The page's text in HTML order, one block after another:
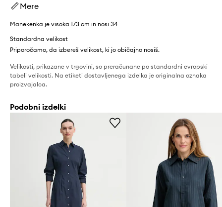
Mere
Manekenka je visoka 173 cm in nosi 34
Standardna velikost
Priporočamo, da izbereš velikost, ki jo običajno nosiš.
Velikosti, prikazane v trgovini, so preračunane po standardni evropski
tabeli velikosti. Na etiketi dostavljenega izdelka je originalna oznaka
proizvajalca.
Podobni izdelki